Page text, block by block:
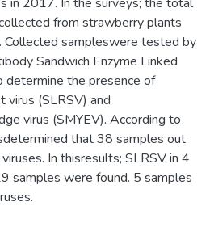
from strawberry plants
Collected sampleswere tested by
Sandwich Enzyme Linked
determine the presence of
(SLRSV) and
virus (SMYEV). According to
that 38 samples out
In thisresults; SLRSV in 4
samples were found. 5 samples